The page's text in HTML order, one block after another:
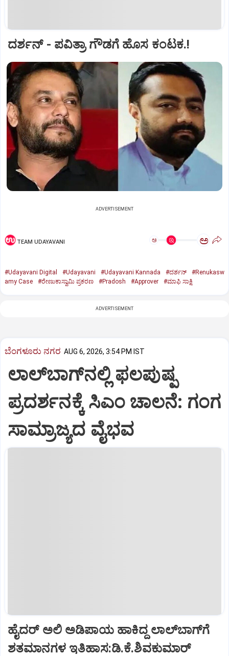
ದರ್ಶನ್‌ - ಪವಿತ್ರಾ ಗೌಡಗೆ ಹೊಸ ಕಂಟಕ.!
ADVERTISEMENT
TEAM UDAYAVANI ಅ ಅ
#Udayavani Digital #Udayavani #Udayavani Kannada #ದರ್ಶನ್‌
#Renukasw
amy Case
#ರೇಣುಕಾಸ್ವಾಮಿ ಪ್ರಕರಣ #Pradosh #Approver #ಮಾಫಿ ಸಾಕ್ಷಿ
ADVERTISEMENT
ಬೆಂಗಳೂರು ನಗರ AUG 6, 2026, 3:54 PM IST
ಲಾಲ್‌ಬಾಗ್‌ನಲ್ಲಿ ಫಲಪುಷ್ಪ
ಪ್ರದರ್ಶನಕ್ಕೆ ಸಿಎಂ ಚಾಲನೆ: ಗಂಗ
ಸಾಮ್ರಾಜ್ಯದ ವೈಭವ
ಹೈದರ್ ಅಲಿ ಅಡಿಪಾಯ ಹಾಕಿದ್ದ ಲಾಲ್‌ಬಾಗ್‌ಗೆ
ಶತಮಾನಗಳ ಇತಿಹಾಸ:ಡಿ.ಕೆ.ಶಿವಕುಮಾರ್